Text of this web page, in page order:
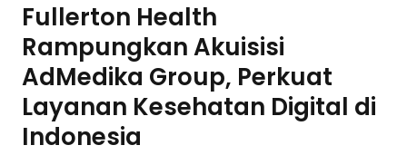
Fullerton Health
Rampungkan Akuisisi
AdMedika Group, Perkuat
Layanan Kesehatan Digital di
Indonesia